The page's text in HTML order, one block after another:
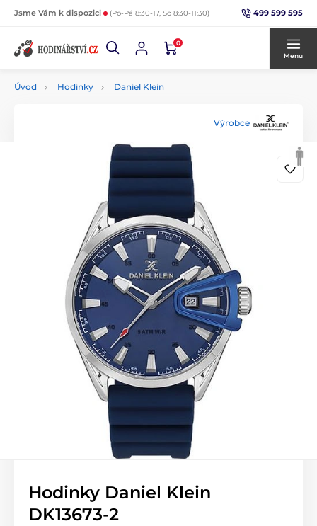
Jsme Vám k dispozici (Po-Pá 8:30-17, So 8:30-11:30) 499 599 595
0
Menu
Úvod Hodinky Daniel Klein
Výrobce
Hodinky Daniel Klein
DK13673-2